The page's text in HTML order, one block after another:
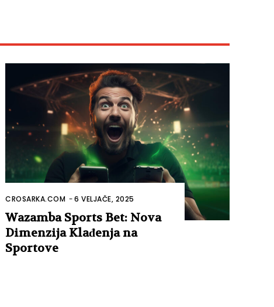
CROSARKA.COM -6 VELJAČE, 2025
Wazamba Sports Bet: Nova
Dimenzija Klađenja na
Sportove